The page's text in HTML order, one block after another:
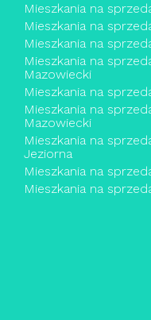
Mieszkania na
Mieszkania na
Mieszkania na
Mieszkania na
Mazowiecki
Mieszkania na
Mieszkania na
Mazowiecki
Mieszkania na
Jeziorna
Mieszkania na
Mieszkania na